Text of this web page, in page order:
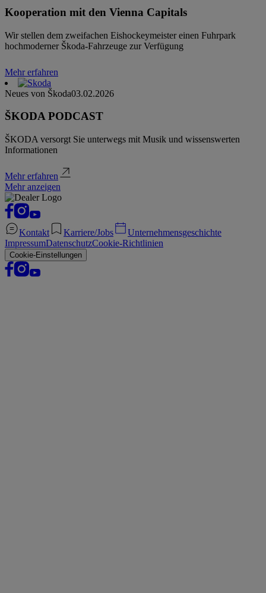
Kooperation mit den Vienna Capitals
Wir stellen dem zweifachen Eishockeymeister einen Fuhrpark
hochmoderner Škoda-Fahrzeuge zur Verfügung
Mehr erfahren
Neues von Škoda03.02.2026
ŠKODA PODCAST
ŠKODA versorgt Sie unterwegs mit Musik und wissenswerten
Informationen
Mehr erfahren
Mehr anzeigen
Kontakt Karriere/Jobs
Unternehmensgeschichte
ImpressumDatenschutzCookie-Richtlinien
Cookie-Einstellungen